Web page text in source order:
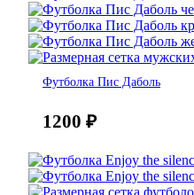
Футболка Пис Даболь
1200 ₽